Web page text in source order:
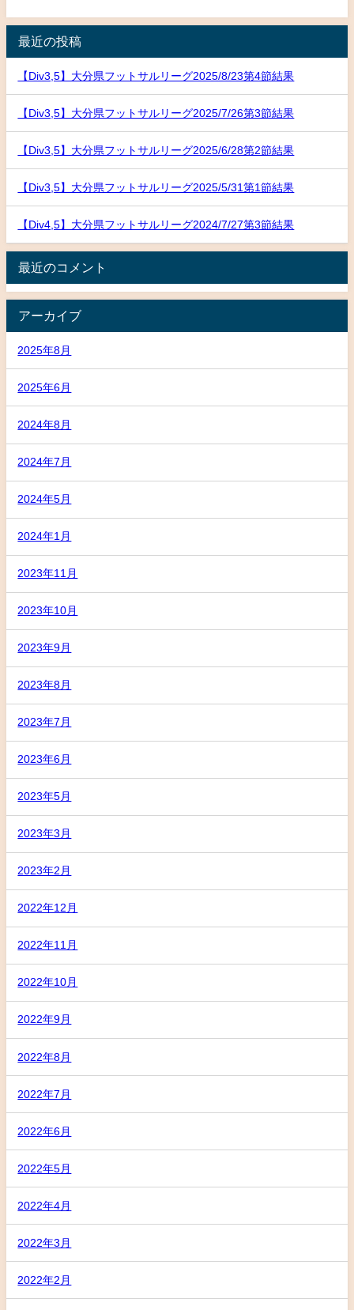
最近の投稿
【Div3,5】大分県フットサルリーグ2025/8/23第4節結果
【Div3,5】大分県フットサルリーグ2025/7/26第3節結果
【Div3,5】大分県フットサルリーグ2025/6/28第2節結果
【Div3,5】大分県フットサルリーグ2025/5/31第1節結果
【Div4,5】大分県フットサルリーグ2024/7/27第3節結果
最近のコメント
アーカイブ
2025年8月
2025年6月
2024年8月
2024年7月
2024年5月
2024年1月
2023年11月
2023年10月
2023年9月
2023年8月
2023年7月
2023年6月
2023年5月
2023年3月
2023年2月
2022年12月
2022年11月
2022年10月
2022年9月
2022年8月
2022年7月
2022年6月
2022年5月
2022年4月
2022年3月
2022年2月